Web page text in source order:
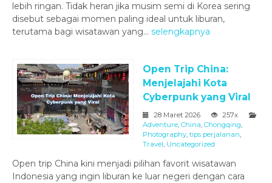
lebih ringan. Tidak heran jika musim semi di Korea sering
disebut sebagai momen paling ideal untuk liburan,
terutama bagi wisatawan yang... selengkapnya
Open Trip China:
Menjelajahi Kota
Cyberpunk yang Viral
28 Maret 2026
257x
Adventure, China, Chongqing,
Photography, tips perjalanan,
Travel, Uncategorized
Open trip China kini menjadi pilihan favorit wisatawan
Indonesia yang ingin liburan ke luar negeri dengan cara